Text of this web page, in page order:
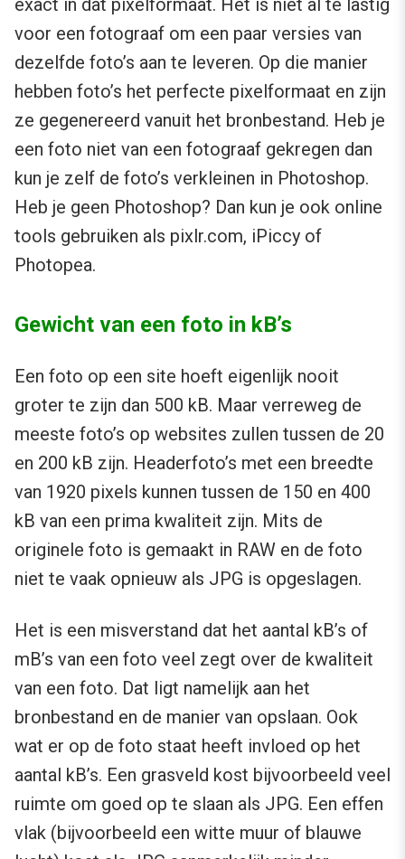
exact in dat pixelformaat. Het is niet al te lastig
voor een fotograaf om een paar versies van
dezelfde foto’s aan te leveren. Op die manier
hebben foto’s het perfecte pixelformaat en zijn
ze gegenereerd vanuit het bronbestand. Heb je
een foto niet van een fotograaf gekregen dan
kun je zelf de foto’s verkleinen in Photoshop.
Heb je geen Photoshop? Dan kun je ook online
tools gebruiken als pixlr.com, iPiccy of
Photopea.
Gewicht van een foto in kB’s
Een foto op een site hoeft eigenlijk nooit
groter te zijn dan 500 kB. Maar verreweg de
meeste foto’s op websites zullen tussen de 20
en 200 kB zijn. Headerfoto’s met een breedte
van 1920 pixels kunnen tussen de 150 en 400
kB van een prima kwaliteit zijn. Mits de
originele foto is gemaakt in RAW en de foto
niet te vaak opnieuw als JPG is opgeslagen.
Het is een misverstand dat het aantal kB’s of
mB’s van een foto veel zegt over de kwaliteit
van een foto. Dat ligt namelijk aan het
bronbestand en de manier van opslaan. Ook
wat er op de foto staat heeft invloed op het
aantal kB’s. Een grasveld kost bijvoorbeeld veel
ruimte om goed op te slaan als JPG. Een effen
vlak (bijvoorbeeld een witte muur of blauwe